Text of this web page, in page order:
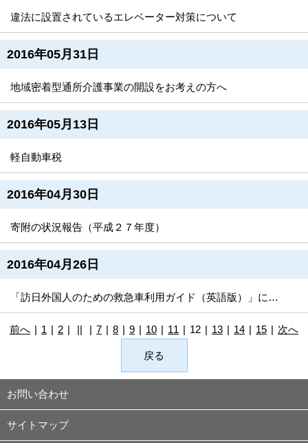
違法に設置されているエレベーター対策について
2016年05月31日
地域密着型通所介護事業の開設をお考えの方へ
2016年05月13日
軽自動車税
2016年04月30日
寄附の状況報告（平成２７年度）
2016年04月26日
「訪日外国人のための救急車利用ガイド（英語版）」について
前へ | 1 | 2 | || | 7 | 8 | 9 | 10 | 11 | 12 | 13 | 14 | 15 | 次へ
戻る
お問い合わせ
サイトマップ